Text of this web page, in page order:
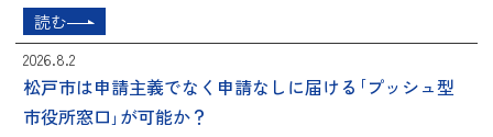
読む
2026.8.2
松戸市は申請主義でなく申請なしに届ける｢プッシュ型
市役所窓口｣が可能か？